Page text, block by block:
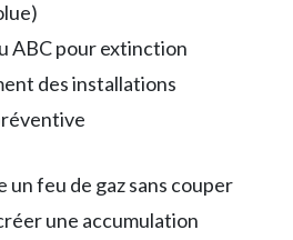
ABC pour extinction
des installations
un feu de gaz sans couper
une accumulation